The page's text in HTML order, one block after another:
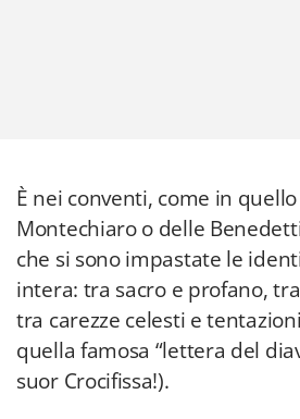
È nei conventi, come in
Montechiaro o delle
che si sono impastate le
intera: tra sacro e profano,
tra carezze celesti e
quella famosa “lettera del
suor Crocifissa!).